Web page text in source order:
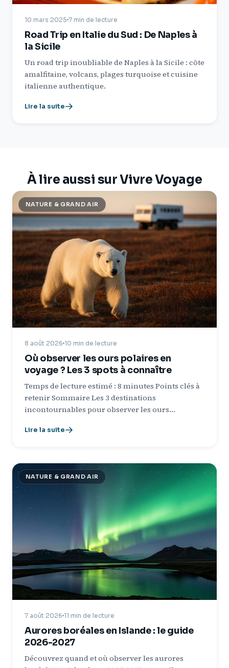
10 mars 2025 7 min de lecture
Road Trip en Italie du Sud : De Naples à
la Sicile
Un road trip inoubliable de Naples à la Sicile : côte
amalfitaine, volcans, plages turquoise et cuisine
italienne authentique.
Lire la suite
À lire aussi sur Vivre Voyage
NATURE & GRAND AIR
8 août 2026 10 min de lecture
Où observer les ours polaires en
voyage ? Les 3 spots à connaître
Temps de lecture estimé : 8 minutes Points clés à
retenir Sommaire Les 3 destinations
incontournables pour observer les ours…
Lire la suite
NATURE & GRAND AIR
7 août 2026 11 min de lecture
Aurores boréales en Islande : le guide
2026-2027
Découvrez quand et où observer les aurores